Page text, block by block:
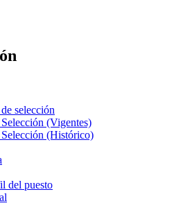
selección
(Vigentes)
Selección (Histórico)
del puesto